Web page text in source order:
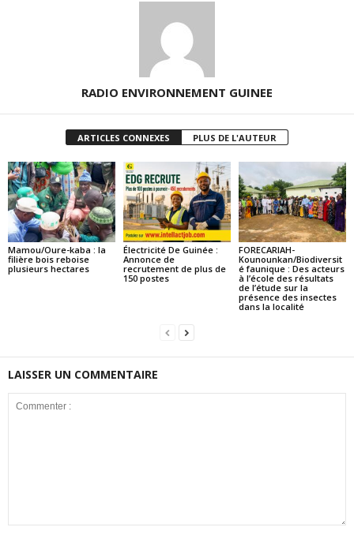
RADIO ENVIRONNEMENT GUINEE
ARTICLES CONNEXES PLUS DE L'AUTEUR
Mamou/Oure-kaba : la
filière bois reboise
plusieurs hectares
Électricité De Guinée :
Annonce de
recrutement de plus de
150 postes
FORECARIAH-
Kounounkan/Biodiversit
é faunique : Des acteurs
à l’école des résultats
de l’étude sur la
présence des insectes
dans la localité
LAISSER UN COMMENTAIRE